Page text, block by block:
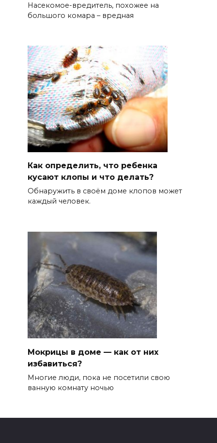
Насекомое-вредитель, похожее на
большого комара – вредная
Как определить, что ребенка
кусают клопы и что делать?
Обнаружить в своём доме клопов может
каждый человек.
Мокрицы в доме — как от них
избавиться?
Многие люди, пока не посетили свою
ванную комнату ночью